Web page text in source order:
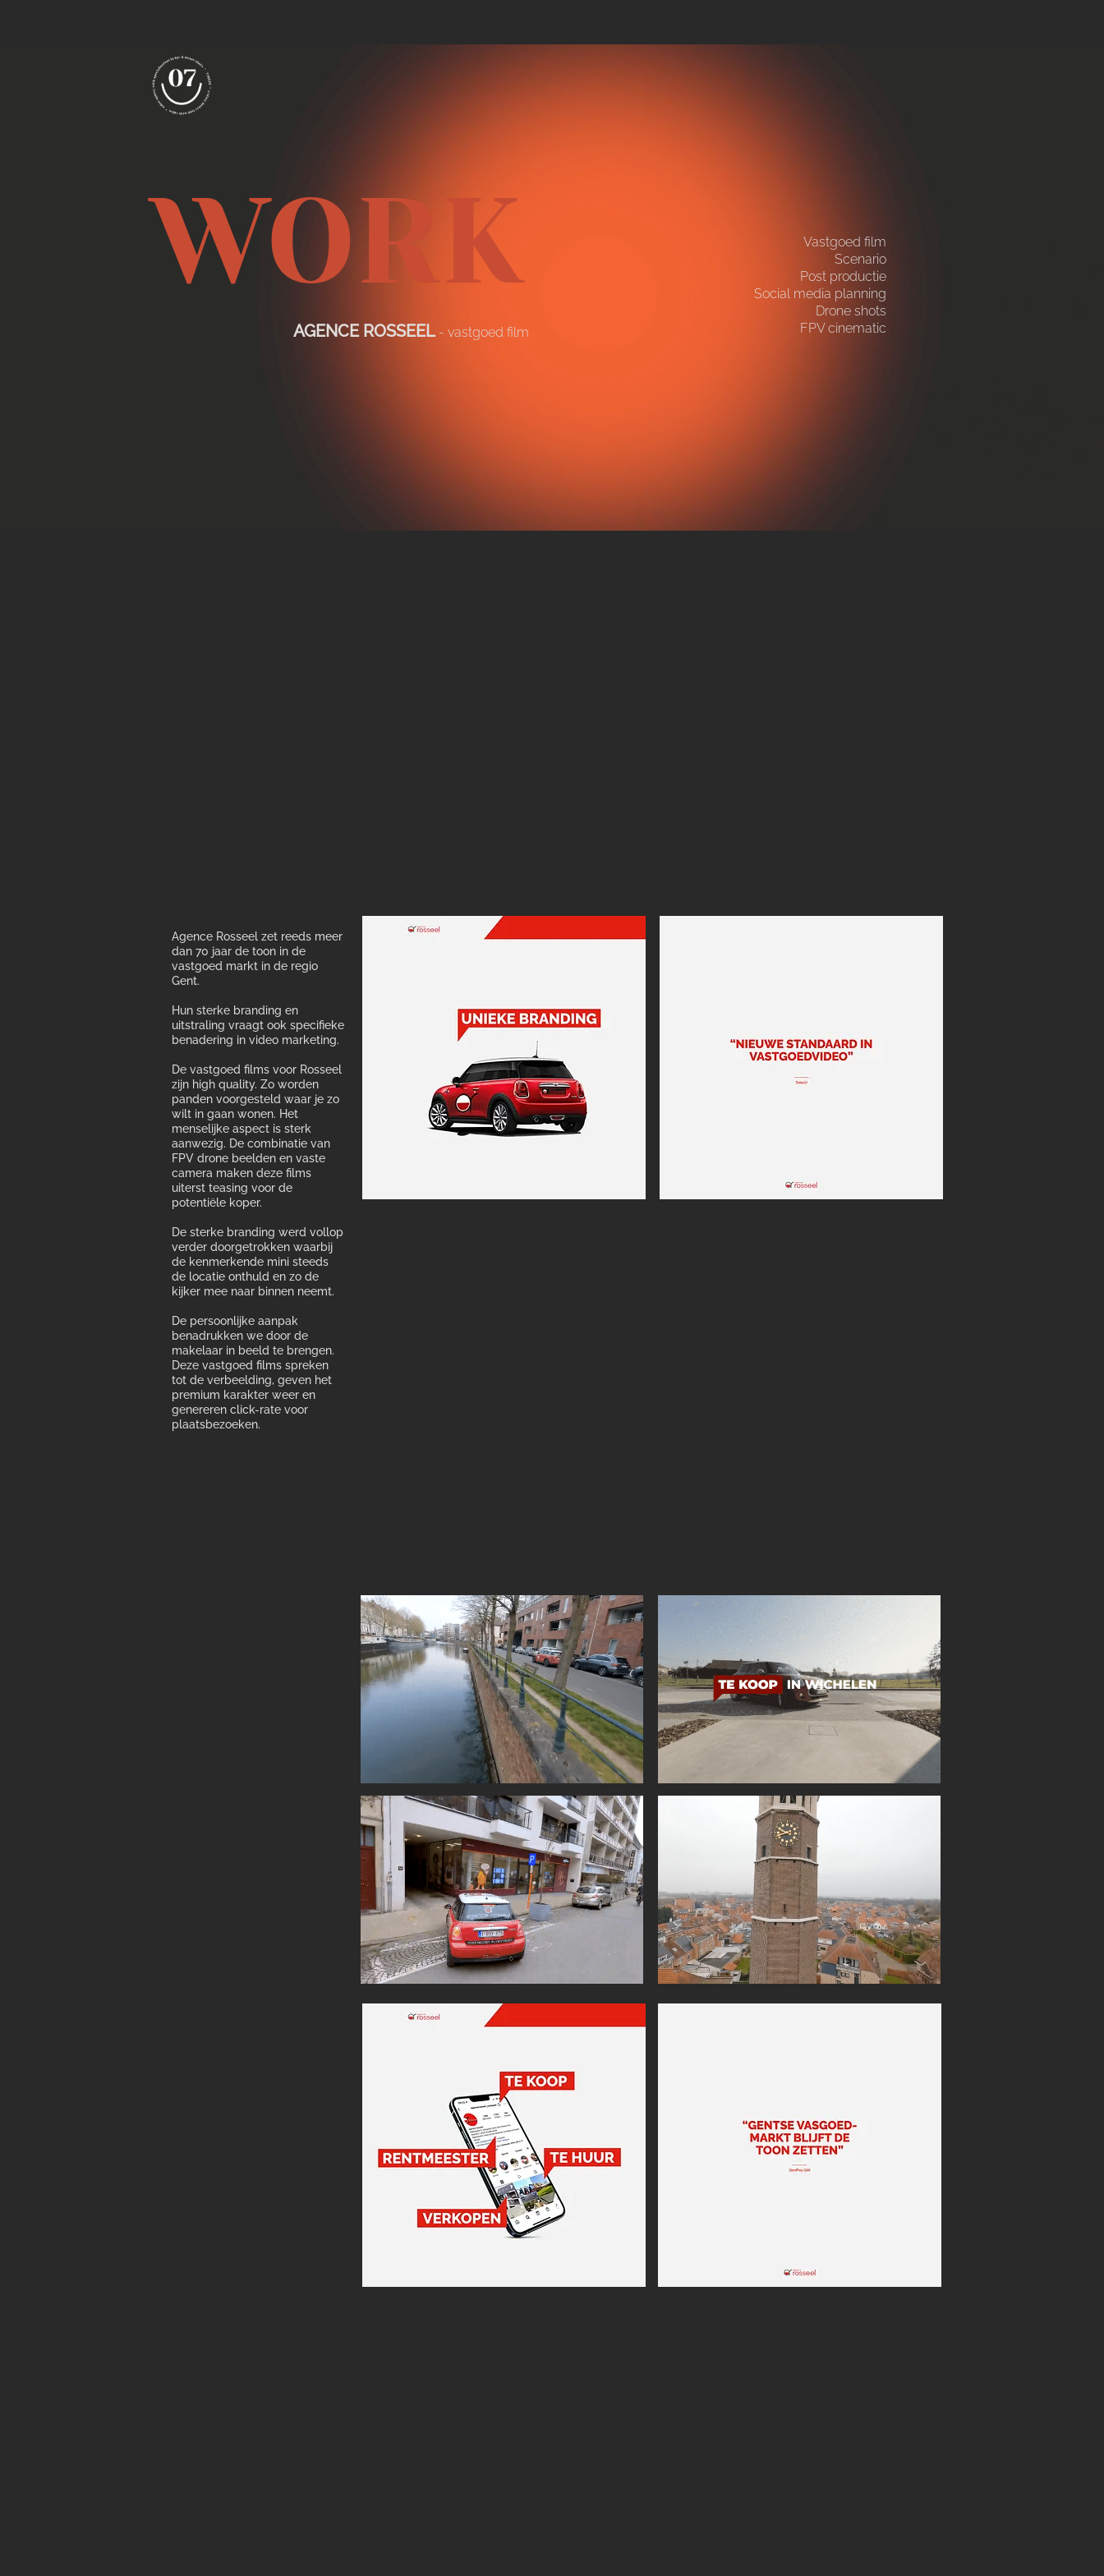
WORK
AGENCE ROSSEEL- vastgoed film
Vastgoed film
Scenario
Post productie
Social media planning
Drone shots
FPV cinematic
Agence Rosseel zet reeds meer
dan 70 jaar de toon in de
vastgoed markt in de regio
Gent.
Hun sterke branding en
uitstraling vraagt ook specifieke
benadering in video marketing.
De vastgoed films voor Rosseel
zijn high quality. Zo worden
panden voorgesteld waar je zo
wilt in gaan wonen. Het
menselijke aspect is sterk
aanwezig. De combinatie van
FPV drone beelden en vaste
camera maken deze films
uiterst teasing voor de
potentiële koper.
De sterke branding werd vollop
verder doorgetrokken waarbij
de kenmerkende mini steeds
de locatie onthuld en zo de
kijker mee naar binnen neemt.
De persoonlijke aanpak
benadrukken we door de
makelaar in beeld te brengen.
Deze vastgoed films spreken
tot de verbeelding, geven het
premium karakter weer en
genereren click-rate voor
plaatsbezoeken.